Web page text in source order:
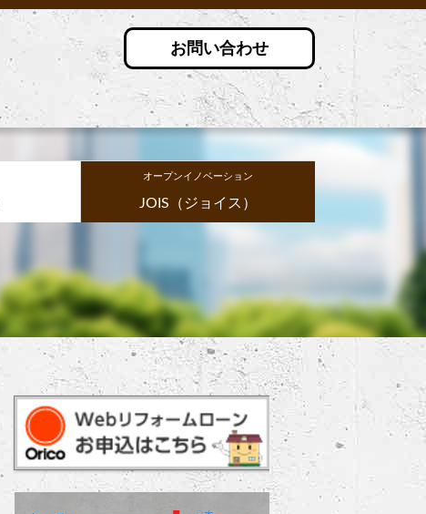
お問い合わせ
オープンイノベーション
JOIS（ジョイス）